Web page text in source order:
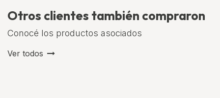
Otros clientes también compraron
Conocé los productos asociados
Ver todos